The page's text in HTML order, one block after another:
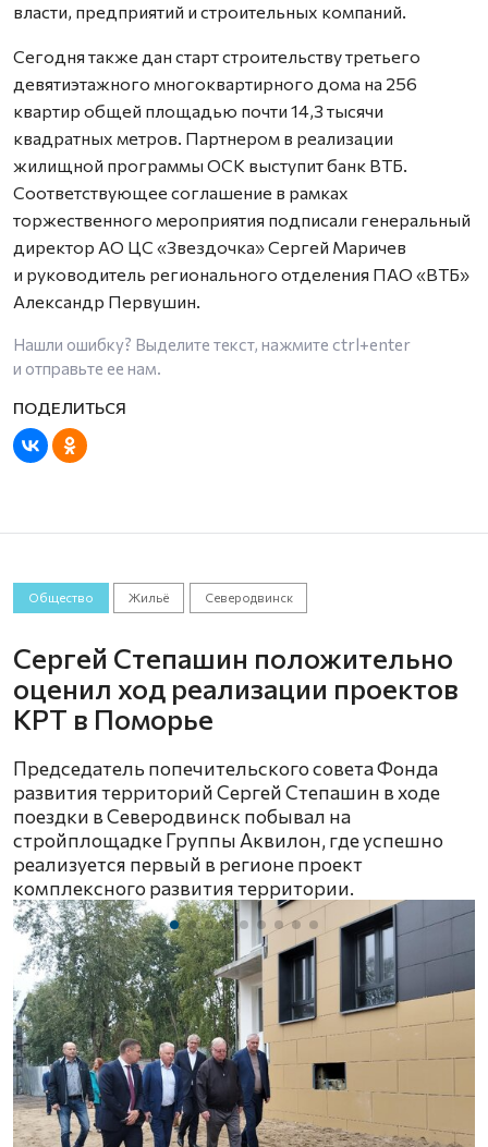
власти, предприятий и строительных компаний.
Сегодня также дан старт строительству третьего
девятиэтажного многоквартирного дома на 256
квартир общей площадью почти 14,3 тысячи
квадратных метров. Партнером в реализации
жилищной программы ОСК выступит банк ВТБ.
Соответствующее соглашение в рамках
торжественного мероприятия подписали генеральный
директор АО ЦС «Звездочка» Сергей Маричев
и руководитель регионального отделения ПАО «ВТБ»
Александр Первушин.
Нашли ошибку? Выделите текст, нажмите ctrl+enter
и отправьте ее нам.
Общество Жильё Северодвинск
Сергей Степашин положительно
оценил ход реализации проектов
КРТ в Поморье
Председатель попечительского совета Фонда
развития территорий Сергей Степашин в ходе
поездки в Северодвинск побывал на
стройплощадке Группы Аквилон, где успешно
реализуется первый в регионе проект
комплексного развития территории.